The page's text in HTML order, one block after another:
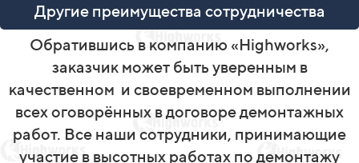
Другие преимущества сотрудничества
Обратившись в компанию «Highworks»,
заказчик может быть уверенным в
качественном и своевременном выполнении
всех оговорённых в договоре демонтажных
работ. Все наши сотрудники, принимающие
участие в высотных работах по демонтажу